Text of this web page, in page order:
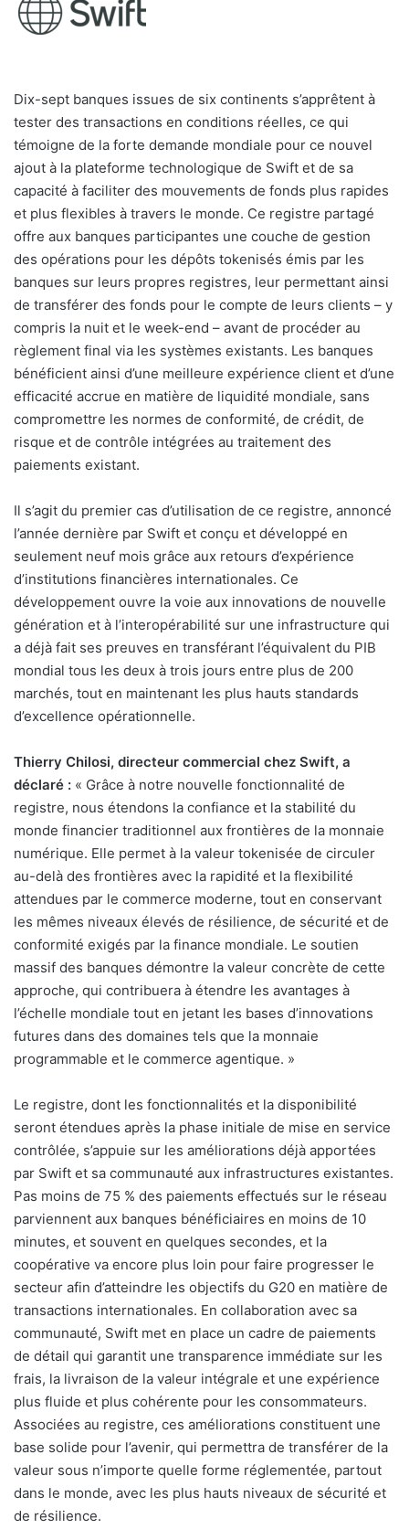
Dix-sept banques issues de six continents s’apprêtent à
tester des transactions en conditions réelles, ce qui
témoigne de la forte demande mondiale pour ce nouvel
ajout à la plateforme technologique de Swift et de sa
capacité à faciliter des mouvements de fonds plus rapides
et plus flexibles à travers le monde. Ce registre partagé
offre aux banques participantes une couche de gestion
des opérations pour les dépôts tokenisés émis par les
banques sur leurs propres registres, leur permettant ainsi
de transférer des fonds pour le compte de leurs clients – y
compris la nuit et le week-end – avant de procéder au
règlement final via les systèmes existants. Les banques
bénéficient ainsi d’une meilleure expérience client et d’une
efficacité accrue en matière de liquidité mondiale, sans
compromettre les normes de conformité, de crédit, de
risque et de contrôle intégrées au traitement des
paiements existant.
Il s’agit du premier cas d’utilisation de ce registre, annoncé
l’année dernière par Swift et conçu et développé en
seulement neuf mois grâce aux retours d’expérience
d’institutions financières internationales. Ce
développement ouvre la voie aux innovations de nouvelle
génération et à l’interopérabilité sur une infrastructure qui
a déjà fait ses preuves en transférant l’équivalent du PIB
mondial tous les deux à trois jours entre plus de 200
marchés, tout en maintenant les plus hauts standards
d’excellence opérationnelle.
Thierry Chilosi, directeur commercial chez Swift, a
déclaré : « Grâce à notre nouvelle fonctionnalité de
registre, nous étendons la confiance et la stabilité du
monde financier traditionnel aux frontières de la monnaie
numérique. Elle permet à la valeur tokenisée de circuler
au-delà des frontières avec la rapidité et la flexibilité
attendues par le commerce moderne, tout en conservant
les mêmes niveaux élevés de résilience, de sécurité et de
conformité exigés par la finance mondiale. Le soutien
massif des banques démontre la valeur concrète de cette
approche, qui contribuera à étendre les avantages à
l’échelle mondiale tout en jetant les bases d’innovations
futures dans des domaines tels que la monnaie
programmable et le commerce agentique. »
Le registre, dont les fonctionnalités et la disponibilité
seront étendues après la phase initiale de mise en service
contrôlée, s’appuie sur les améliorations déjà apportées
par Swift et sa communauté aux infrastructures existantes.
Pas moins de 75 % des paiements effectués sur le réseau
parviennent aux banques bénéficiaires en moins de 10
minutes, et souvent en quelques secondes, et la
coopérative va encore plus loin pour faire progresser le
secteur afin d’atteindre les objectifs du G20 en matière de
transactions internationales. En collaboration avec sa
communauté, Swift met en place un cadre de paiements
de détail qui garantit une transparence immédiate sur les
frais, la livraison de la valeur intégrale et une expérience
plus fluide et plus cohérente pour les consommateurs.
Associées au registre, ces améliorations constituent une
base solide pour l’avenir, qui permettra de transférer de la
valeur sous n’importe quelle forme réglementée, partout
dans le monde, avec les plus hauts niveaux de sécurité et
de résilience.